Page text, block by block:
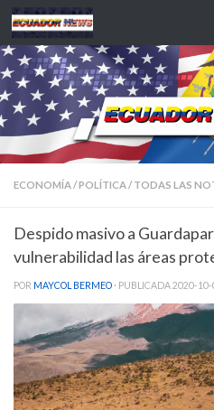
Saltar al contenido
ECONOMÍA/POLÍTICA/ TODAS LAS
Despido masivo a
vulnerabilidad las áreas
POR MAYCOL BERMEO · PUBLICADA2020-10-